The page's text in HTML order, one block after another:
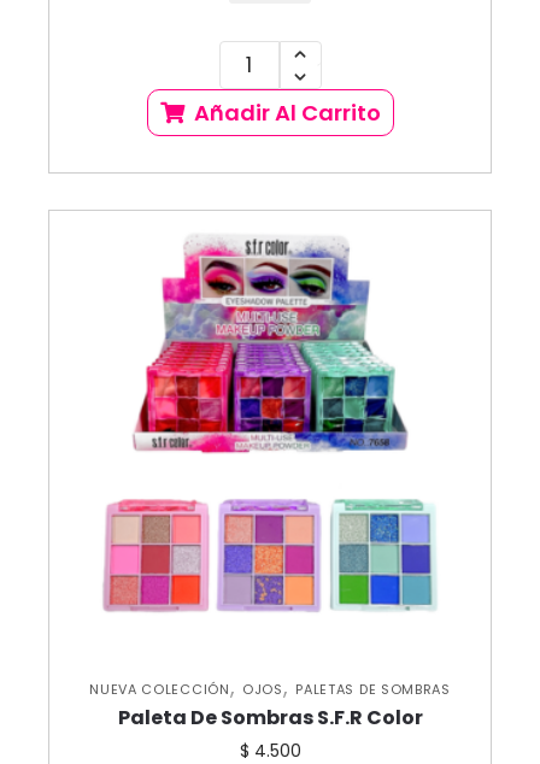
Añadir Al Carrito
NUEVA COLECCIÓN, OJOS, PALETAS DE SOMBRAS
Paleta De Sombras S.F.R Color
$ 4.500